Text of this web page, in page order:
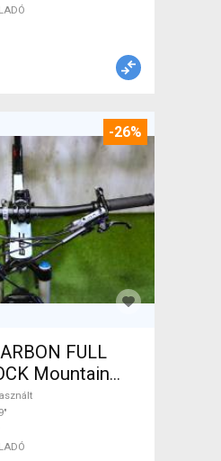
-26%
FULL
Mountain
/ fully